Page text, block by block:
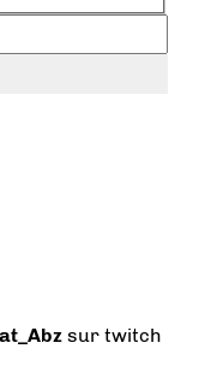
sur twitch